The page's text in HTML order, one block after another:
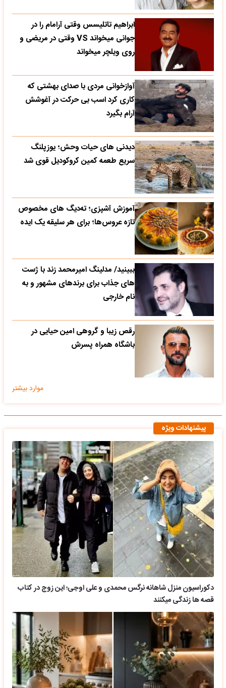
ابراهیم تاتلیسس وقتی آرامام را در
جوانی میخواند VS وقتی در مریضی و
روی ویلچر میخواند
آوازخوانی مردی با صدای بهشتی که
کاری کرد اسب بی حرکت در آغوشش
آرام بگیرد
دیدنی های حیات وحش؛ یوزپلنگ
سریع طعمه کمین کروکودیل قوی شد
آموزش آشپزی؛ ته‌دیگ‌ های مخصوص
تازه‌ عروس‌ها؛ برای هر سلیقه یک ایده
ببینید/ مدلینگ امیرمحمد زند با ژست
های جذاب برای برندهای مشهور و به
نام خارجی
رقص زیبا و گروهی امین حیایی در
باشگاه همراه پسرش
موارد بیشتر
پیشنهادات ویژه
دکوراسیون منزل شاهانه نرگس محمدی و علی اوجی؛ این زوج در کتاب
قصه ها زندگی میکنند